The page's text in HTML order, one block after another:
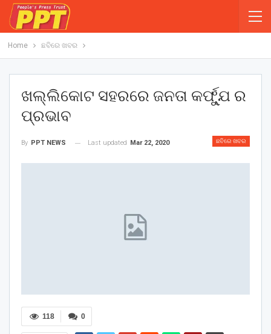
Home ଛବିରେ ଖବର
ଖଲ୍ଲିକୋଟ ସହରରେ ଜନତା କର୍ଫ୍ଯୁ ର
ପ୍ରଭାବ
ଛବିରେ ଖବର
By PPT NEWS Last updated Mar 22, 2020
0
118